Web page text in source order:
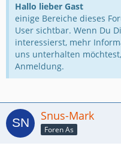
Hallo lieber Gast
einige Bereiche dieses
User sichtbar. Wenn Du
interessierst, mehr
uns unterhalten
Anmeldung.
Snus-Mark
Foren As